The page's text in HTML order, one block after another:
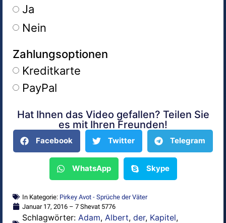
Ja
Nein
Zahlungsoptionen
Kreditkarte
PayPal
Alternative:
Hat Ihnen das Video gefallen? Teilen Sie
es mit Ihren Freunden!
Facebook Twitter Telegram
WhatsApp Skype
In Kategorie: Pirkey Avot - Sprüche der Väter
Januar 17, 2016 – 7 Shevat 5776
Schlagwörter: Adam, Albert, der, Kapitel,